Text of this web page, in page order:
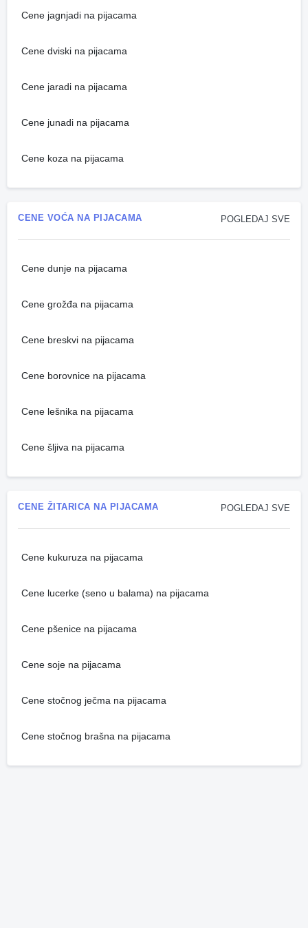
Cene jagnjadi na pijacama
Cene dviski na pijacama
Cene jaradi na pijacama
Cene junadi na pijacama
Cene koza na pijacama
POGLEDAJ SVE
CENE VOĆA NA PIJACAMA
Cene dunje na pijacama
Cene grožđa na pijacama
Cene breskvi na pijacama
Cene borovnice na pijacama
Cene lešnika na pijacama
Cene šljiva na pijacama
POGLEDAJ SVE
CENE ŽITARICA NA PIJACAMA
Cene kukuruza na pijacama
Cene lucerke (seno u balama) na pijacama
Cene pšenice na pijacama
Cene soje na pijacama
Cene stočnog ječma na pijacama
Cene stočnog brašna na pijacama